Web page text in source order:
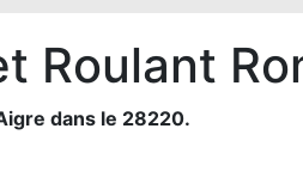
Roulant
dans le 28220.